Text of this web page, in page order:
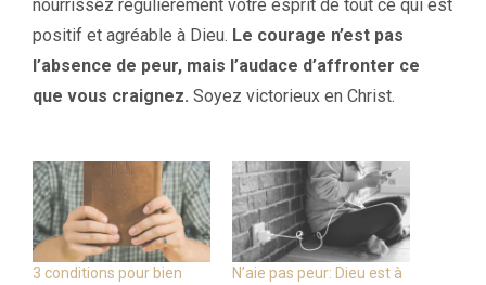
nourrissez régulièrement votre esprit de tout ce qui est
positif et agréable à Dieu. Le courage n’est pas
l’absence de peur, mais l’audace d’affronter ce
que vous craignez. Soyez victorieux en Christ.
3 conditions pour bien
N’aie pas peur: Dieu est à